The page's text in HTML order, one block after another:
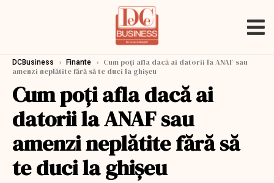
DCBusiness › Finante › Cum poți afla dacă ai datorii la ANAF sau
amenzi neplătite fără să te duci la ghișeu
Cum poți afla dacă ai
datorii la ANAF sau
amenzi neplătite fără să
te duci la ghișeu